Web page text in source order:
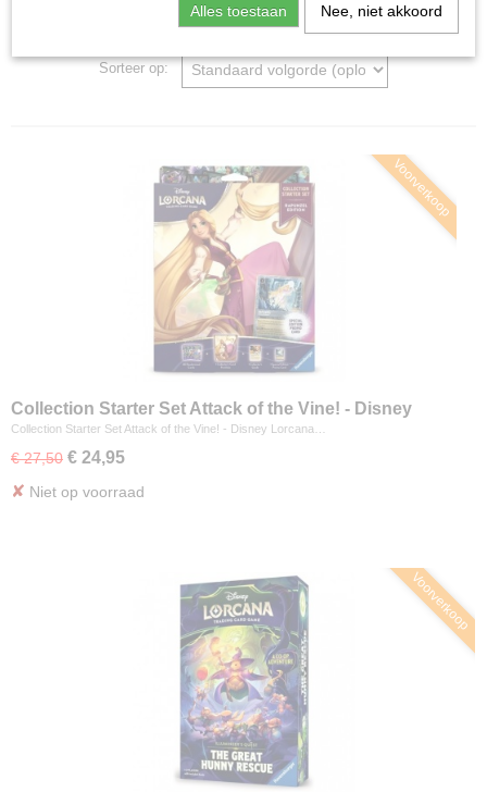
Sorteer op:
Voorverkoop
Collection Starter Set Attack of the Vine! - Disney
Lorcana TCG
Collection Starter Set Attack of the Vine! - Disney Lorcana…
€ 27,50 € 24,95
✘ Niet op voorraad
Voorverkoop
Alles toestaan Nee, niet akkoord